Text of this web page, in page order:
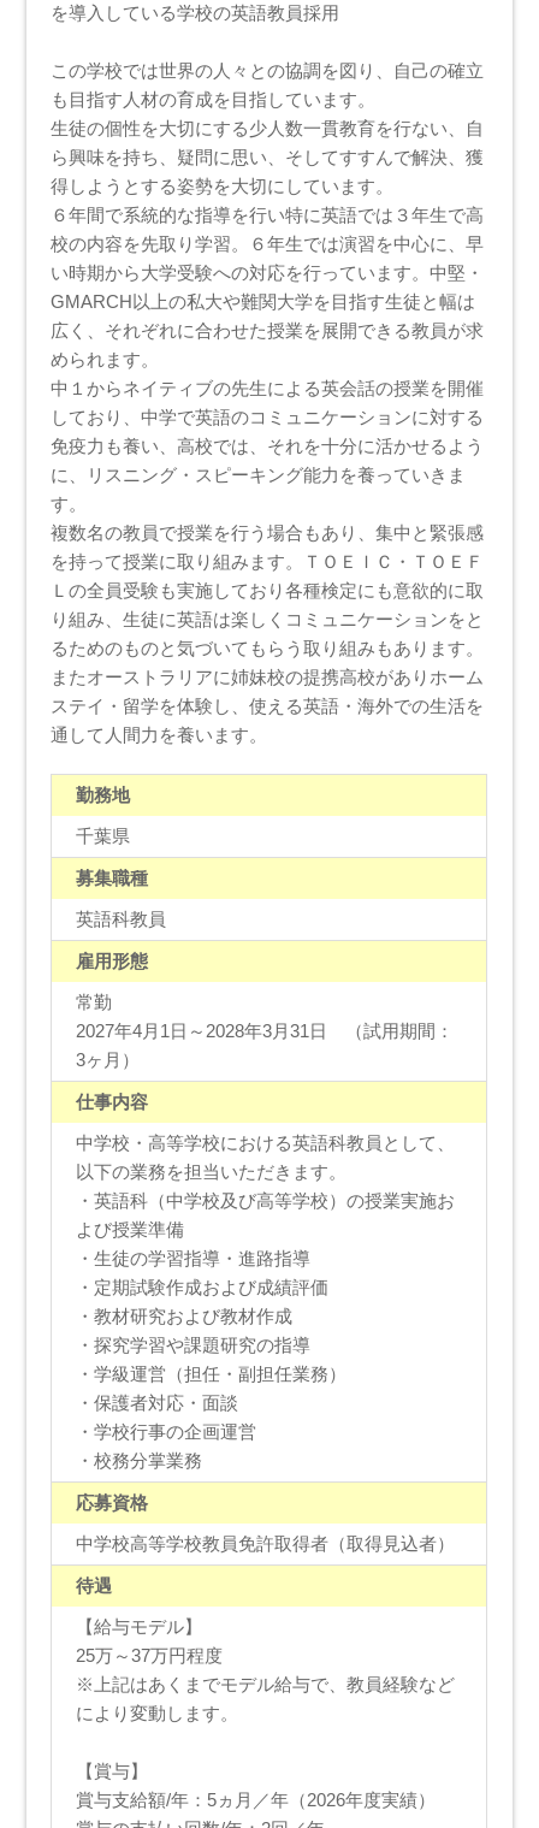
を導入している学校の英語教員採用
この学校では世界の人々との協調を図り、自己の確立
も目指す人材の育成を目指しています。
生徒の個性を大切にする少人数一貫教育を行ない、自
ら興味を持ち、疑問に思い、そしてすすんで解決、獲
得しようとする姿勢を大切にしています。
６年間で系統的な指導を行い特に英語では３年生で高
校の内容を先取り学習。６年生では演習を中心に、早
い時期から大学受験への対応を行っています。中堅・
GMARCH以上の私大や難関大学を目指す生徒と幅は
広く、それぞれに合わせた授業を展開できる教員が求
められます。
中１からネイティブの先生による英会話の授業を開催
しており、中学で英語のコミュニケーションに対する
免疫力も養い、高校では、それを十分に活かせるよう
に、リスニング・スピーキング能力を養っていきま
す。
複数名の教員で授業を行う場合もあり、集中と緊張感
を持って授業に取り組みます。ＴＯＥＩＣ・ＴＯＥＦ
Ｌの全員受験も実施しており各種検定にも意欲的に取
り組み、生徒に英語は楽しくコミュニケーションをと
るためのものと気づいてもらう取り組みもあります。
またオーストラリアに姉妹校の提携高校がありホーム
ステイ・留学を体験し、使える英語・海外での生活を
通して人間力を養います。
勤務地
千葉県
募集職種
英語科教員
雇用形態
常勤
2027年4月1日～2028年3月31日 （試用期間：
3ヶ月）
仕事内容
中学校・高等学校における英語科教員として、
以下の業務を担当いただきます。
・英語科（中学校及び高等学校）の授業実施お
よび授業準備
・生徒の学習指導・進路指導
・定期試験作成および成績評価
・教材研究および教材作成
・探究学習や課題研究の指導
・学級運営（担任・副担任業務）
・保護者対応・面談
・学校行事の企画運営
・校務分掌業務
応募資格
中学校高等学校教員免許取得者（取得見込者）
待遇
【給与モデル】
25万～37万円程度
※上記はあくまでモデル給与で、教員経験など
により変動します。
【賞与】
賞与支給額/年：5ヵ月／年（2026年度実績）